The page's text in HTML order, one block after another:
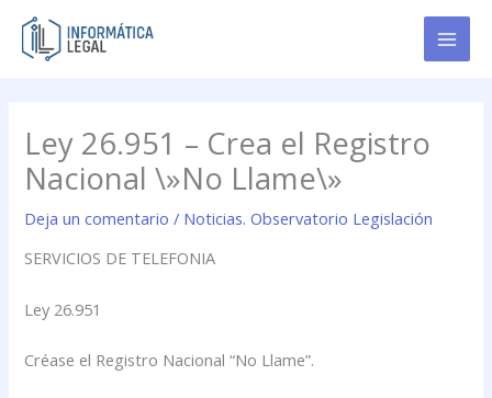
contenido
Ley 26.951 – Crea el Registro
Nacional \»No Llame\»
Deja un comentario / Noticias. Observatorio Legislación
SERVICIOS DE TELEFONIA
Ley 26.951
Créase el Registro Nacional “No Llame”.